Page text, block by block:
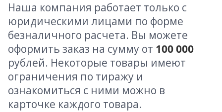
Наша компания работает только с
юридическими лицами по форме
безналичного расчета. Вы можете
оформить заказ на сумму от 100 000
рублей. Некоторые товары имеют
ограничения по тиражу и
ознакомиться с ними можно в
карточке каждого товара.